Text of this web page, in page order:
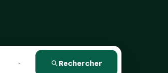
Rechercher